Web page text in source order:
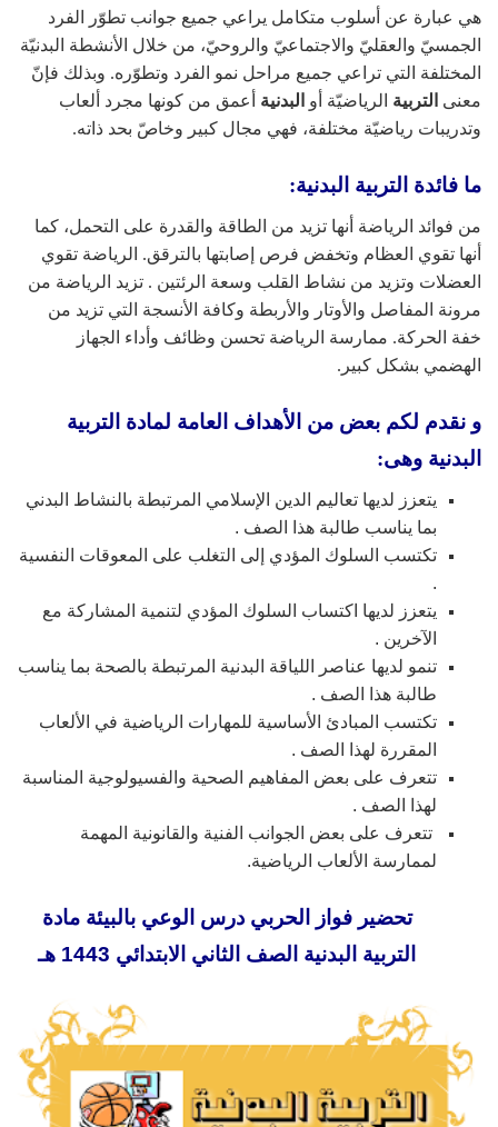
هي عبارة عن أسلوب متكامل يراعي جميع جوانب تطوّر الفرد
الجمسيّ والعقليّ والاجتماعيّ والروحيّ، من خلال الأنشطة البدنيّة
المختلفة التي تراعي جميع مراحل نمو الفرد وتطوّره. وبذلك فإنّ
معنى التربية الرياضيّة أو البدنية أعمق من كونها مجرد ألعاب
وتدريبات رياضيّة مختلفة، فهي مجال كبير وخاصّ بحد ذاته.
ما فائدة التربية البدنية:
من فوائد الرياضة أنها تزيد من الطاقة والقدرة على التحمل، كما
أنها تقوي العظام وتخفض فرص إصابتها بالترقق. الرياضة تقوي
العضلات وتزيد من نشاط القلب وسعة الرئتين . تزيد الرياضة من
مرونة المفاصل والأوتار والأربطة وكافة الأنسجة التي تزيد من
خفة الحركة. ممارسة الرياضة تحسن وظائف وأداء الجهاز
الهضمي بشكل كبير.
و نقدم لكم بعض من الأهداف العامة لمادة التربية
البدنية وهى:
يتعزز لديها تعاليم الدين الإسلامي المرتبطة بالنشاط البدني
بما يناسب طالبة هذا الصف .
تكتسب السلوك المؤدي إلى التغلب على المعوقات النفسية
.
يتعزز لديها اكتساب السلوك المؤدي لتنمية المشاركة مع
الآخرين .
تنمو لديها عناصر اللياقة البدنية المرتبطة بالصحة بما يناسب
طالبة هذا الصف .
تكتسب المبادئ الأساسية للمهارات الرياضية في الألعاب
المقررة لهذا الصف .
تتعرف على بعض المفاهيم الصحية والفسيولوجية المناسبة
لهذا الصف .
تتعرف على بعض الجوانب الفنية والقانونية المهمة
لممارسة الألعاب الرياضية.
تحضير فواز الحربي درس الوعي بالبيئة مادة
التربية البدنية الصف الثاني الابتدائي 1443 هـ